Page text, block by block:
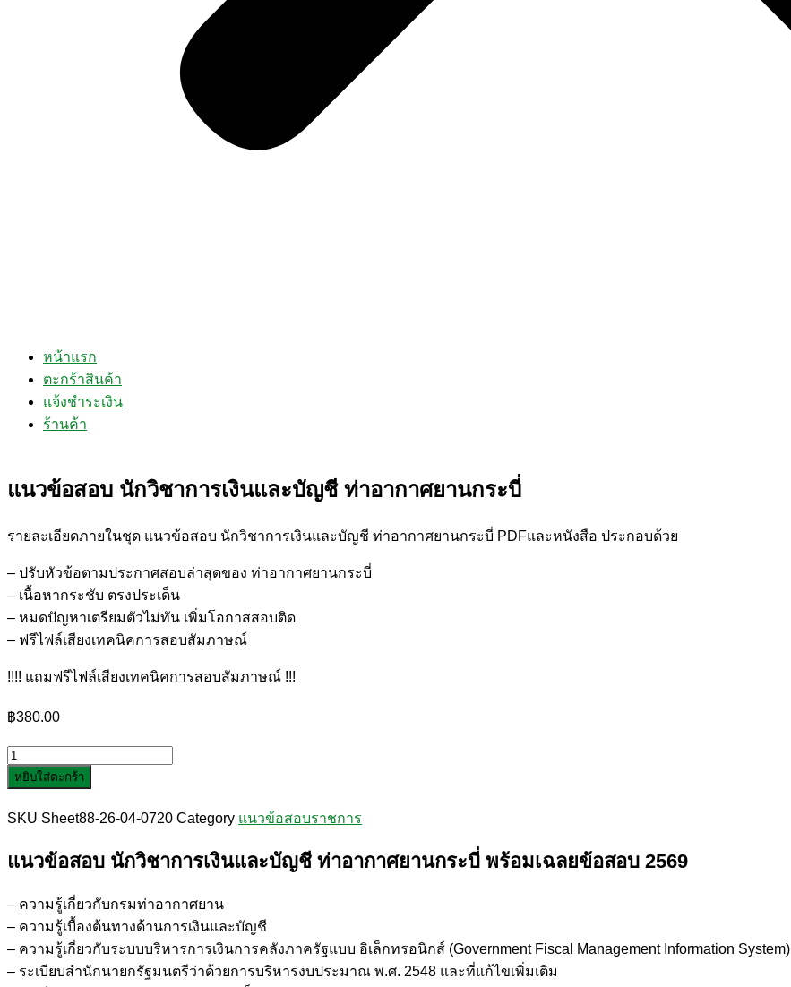
หน้าแรก
ตะกร้าสินค้า
แจ้งชำระเงิน
ร้านค้า
แนวข้อสอบ นักวิชาการเงินและบัญชี ท่าอากาศยานกระบี่
รายละเอียดภายในชุด แนวข้อสอบ นักวิชาการเงินและบัญชี ท่าอากาศยานกระบี่ PDFและหนังสือ ประกอบด้วย
– ปรับหัวข้อตามประกาศสอบล่าสุดของ ท่าอากาศยานกระบี่
– เนื้อหากระชับ ตรงประเด็น
– หมดปัญหาเตรียมตัวไม่ทัน เพิ่มโอกาสสอบติด
– ฟรีไฟล์เสียงเทคนิคการสอบสัมภาษณ์
!!!! แถมฟรีไฟล์เสียงเทคนิคการสอบสัมภาษณ์ !!!
฿380.00
จำนวน
แนว
นัก
เงิน
บัญชี
ท่า
อากาศยาน
กระบี่
หยิบใส่ตะกร้า
SKU Sheet88-26-04-0720 Category แนวข้อสอบราชการ
แนวข้อสอบ นักวิชาการเงินและบัญชี ท่าอากาศยานกระบี่ พร้อมเฉลยข้อสอบ 2569
– ความรู้เกี่ยวกับกรมท่าอากาศยาน
– ความรู้เบื้องต้นทางด้านการเงินและบัญชี
– ความรู้เกี่ยวกับระบบบริหารการเงินการคลังภาครัฐแบบ อิเล็กทรอนิกส์ (Government Fiscal Management Information System)
– ระเบียบสำนักนายกรัฐมนตรีว่าด้วยการบริหารงบประมาณ พ.ศ. 2548 และที่แก้ไขเพิ่มเติม